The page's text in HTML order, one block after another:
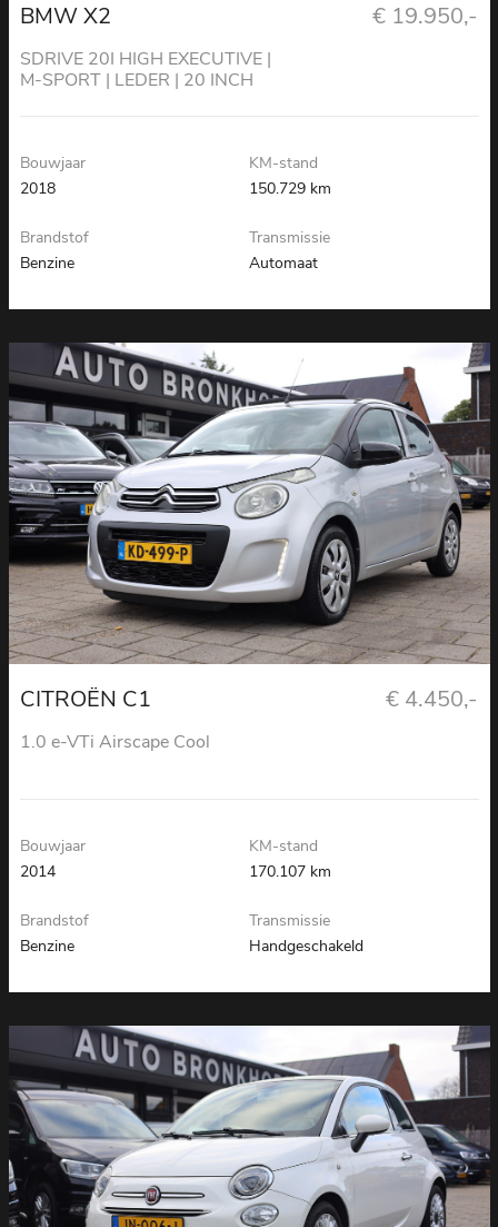
BMW X2
SDRIVE 20I HIGH EXECUTIVE |
M-SPORT | LEDER | 20 INCH
€ 19.950,-
Bouwjaar
2018
KM-stand
150.729 km
Brandstof
Benzine
Transmissie
Automaat
CITROËN C1
1.0 e-VTi Airscape Cool
€ 4.450,-
Bouwjaar
2014
KM-stand
170.107 km
Brandstof
Benzine
Transmissie
Handgeschakeld